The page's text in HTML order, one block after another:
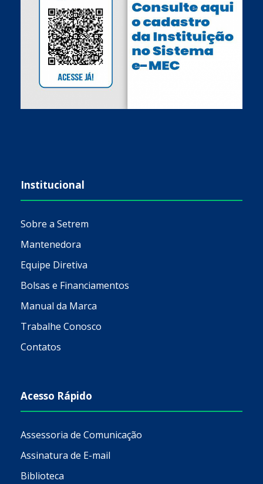
Institucional
Sobre a Setrem
Mantenedora
Equipe Diretiva
Bolsas e Financiamentos
Manual da Marca
Trabalhe Conosco
Contatos
Acesso Rápido
Assessoria de Comunicação
Assinatura de E-mail
Biblioteca